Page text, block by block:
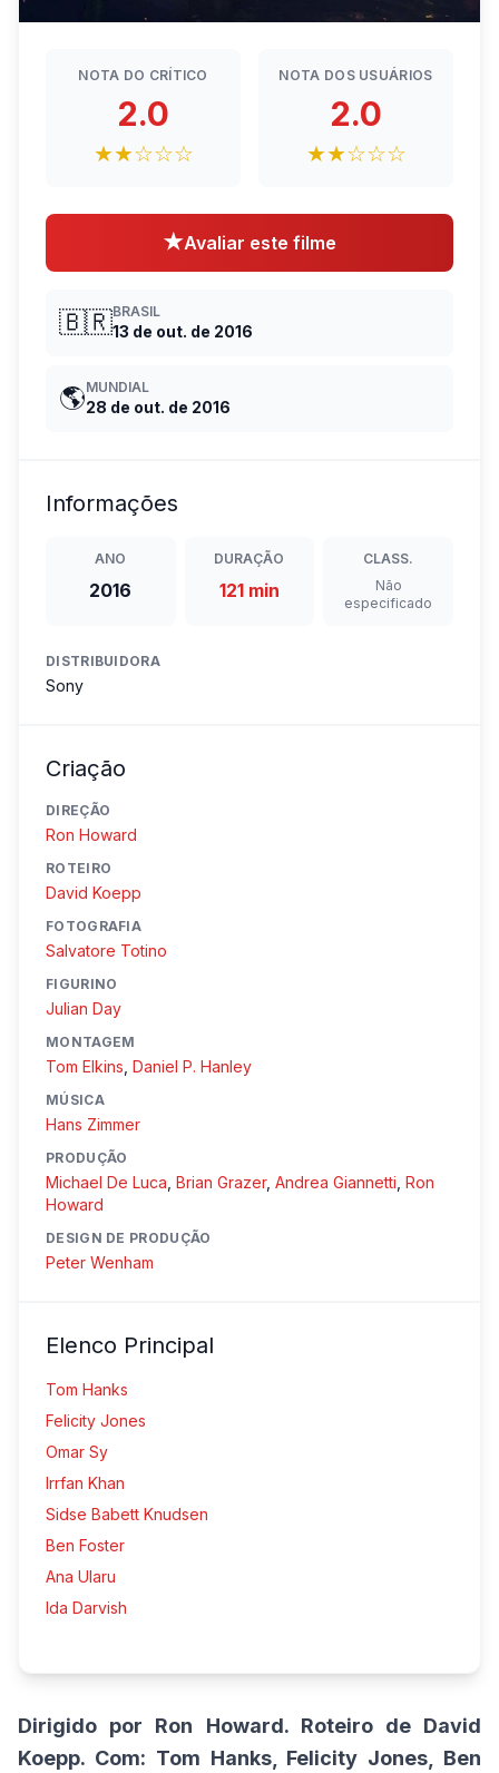
NOTA DO CRÍTICO
2.0
★★☆☆☆
NOTA DOS USUÁRIOS
2.0
★★☆☆☆
★Avaliar este filme
🇧🇷BRASIL
13 de out. de 2016
🌎MUNDIAL
28 de out. de 2016
Informações
ANO
2016
DURAÇÃO
121 min
CLASS.
Não
especificado
DISTRIBUIDORA
Sony
Criação
DIREÇÃO
Ron Howard
ROTEIRO
David Koepp
FOTOGRAFIA
Salvatore Totino
FIGURINO
Julian Day
MONTAGEM
Tom Elkins Daniel P. Hanley
MÚSICA
Hans Zimmer
PRODUÇÃO
Michael De Luca Brian Grazer, Andrea Giannetti Ron
Howard
DESIGN DE PRODUÇÃO
Peter Wenham
Elenco Principal
Tom Hanks
Felicity Jones
Omar Sy
Irrfan Khan
Sidse Babett Knudsen
Ben Foster
Ana Ularu
Ida Darvish
Dirigido por Ron Howard. Roteiro de David
Koepp. Com: Tom Hanks, Felicity Jones, Ben